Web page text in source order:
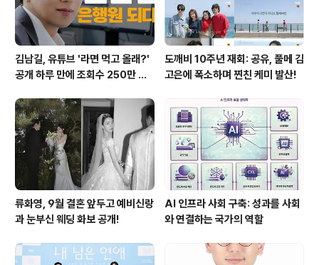
김남길, 유튜브 '라면 먹고 올래?'
공개 하루 만에 조회수 250만 돌
도깨비 10주년 재회: 공유, 풀메 김
고은에 폭소하며 찐친 케미 발산!
류화영, 9월 결혼 앞두고 예비신랑
과 눈부신 웨딩 화보 공개!
AI 인프라 사회 구축: 성과를 사회
와 연결하는 국가의 역할